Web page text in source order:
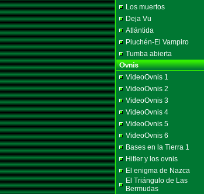
Los muertos
Deja Vu
Atlántida
Piuchén-El Vampiro
Tumba abierta
VideoOvnis 1
VideoOvnis 2
VideoOvnis 3
VideoOvnis 4
VideoOvnis 5
VideoOvnis 6
Bases en la Tierra 1
Hitler y los ovnis
El enigma de Nazca
El Triángulo de Las
Bermudas